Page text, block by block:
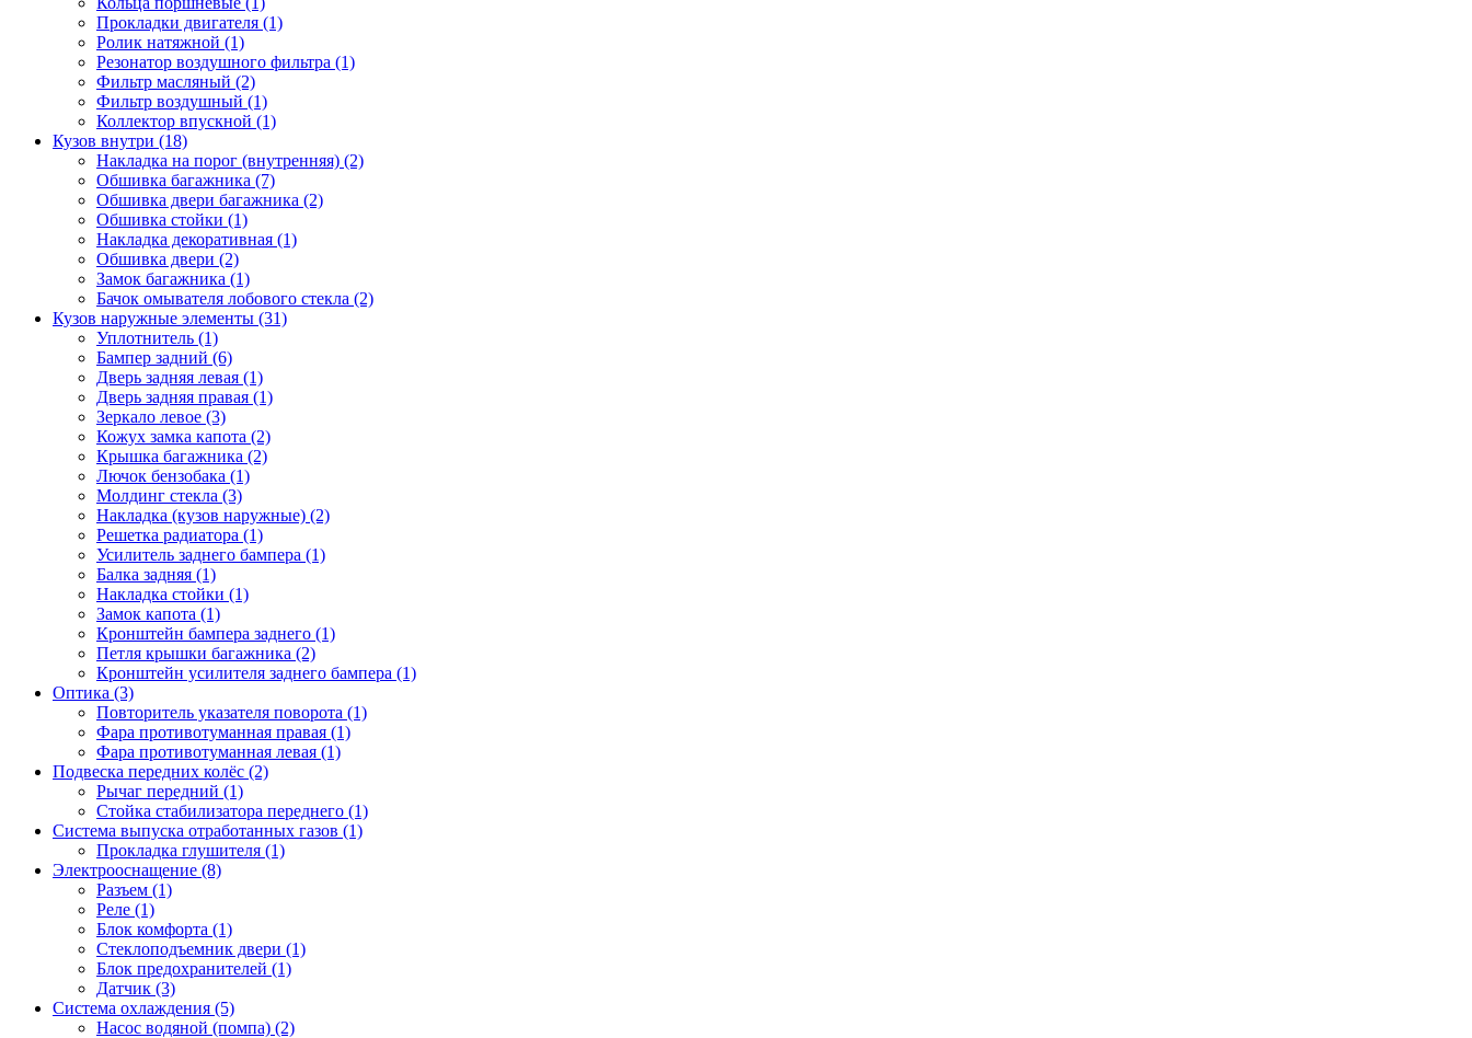
Прокладки двигателя (1)
Ролик натяжной (1)
Резонатор воздушного фильтра (1)
Фильтр масляный (2)
Фильтр воздушный (1)
Коллектор впускной (1)
Кузов внутри (18)
Накладка на порог (внутренняя) (2)
Обшивка багажника (7)
Обшивка двери багажника (2)
Обшивка стойки (1)
Накладка декоративная (1)
Обшивка двери (2)
Замок багажника (1)
Бачок омывателя лобового стекла (2)
Кузов наружные элементы (31)
Уплотнитель (1)
Бампер задний (6)
Дверь задняя левая (1)
Дверь задняя правая (1)
Зеркало левое (3)
Кожух замка капота (2)
Крышка багажника (2)
Лючок бензобака (1)
Молдинг стекла (3)
Накладка (кузов наружные) (2)
Решетка радиатора (1)
Усилитель заднего бампера (1)
Балка задняя (1)
Накладка стойки (1)
Замок капота (1)
Кронштейн бампера заднего (1)
Петля крышки багажника (2)
Кронштейн усилителя заднего бампера (1)
Оптика (3)
Повторитель указателя поворота (1)
Фара противотуманная правая (1)
Фара противотуманная левая (1)
Подвеска передних колёс (2)
Рычаг передний (1)
Стойка стабилизатора переднего (1)
Система выпуска отработанных газов (1)
Прокладка глушителя (1)
Электрооснащение (8)
Разъем (1)
Реле (1)
Блок комфорта (1)
Стеклоподъемник двери (1)
Блок предохранителей (1)
Датчик (3)
Система охлаждения (5)
Насос водяной (помпа) (2)